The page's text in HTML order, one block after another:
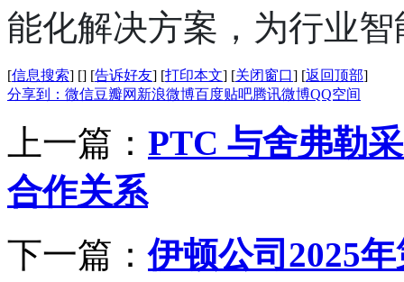
能化解决方案，为行业
[信息搜索] [] [告诉好友] [打印本文] [关闭窗口] [返回顶部]
分享到： 微信豆瓣网 新浪微博百度贴吧腾讯微博QQ空间
上一篇： PTC 与舍弗勒
合作关系
下一篇：伊顿公司2025